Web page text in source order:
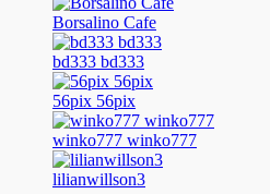
Borsalino Cafe
bd333 bd333
56pix 56pix
winko777 winko777
lilianwillson3